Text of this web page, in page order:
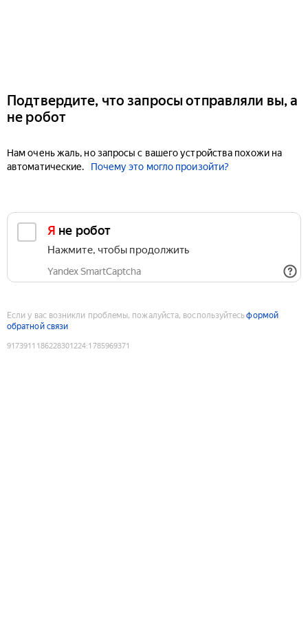
Подтвердите, что запросы отправляли вы, а
не робот
Нам очень жаль, но запросы с вашего устройства похожи на
автоматические.
Почему это могло произойти?
Я не робот
Нажмите, чтобы продолжить
Yandex SmartCaptcha
Если у вас возникли проблемы, пожалуйста, воспользуйтесьформой
обратной связи
9173911186228301224:1785969371